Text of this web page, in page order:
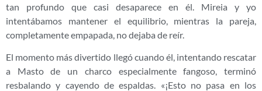
tan profundo que casi desaparece en él. Mireia y yo
intentábamos mantener el equilibrio, mientras la pareja,
completamente empapada, no dejaba de reír.
El momento más divertido llegó cuando él, intentando rescatar
a Masto de un charco especialmente fangoso, terminó
resbalando y cayendo de espaldas. «¡Esto no pasa en los